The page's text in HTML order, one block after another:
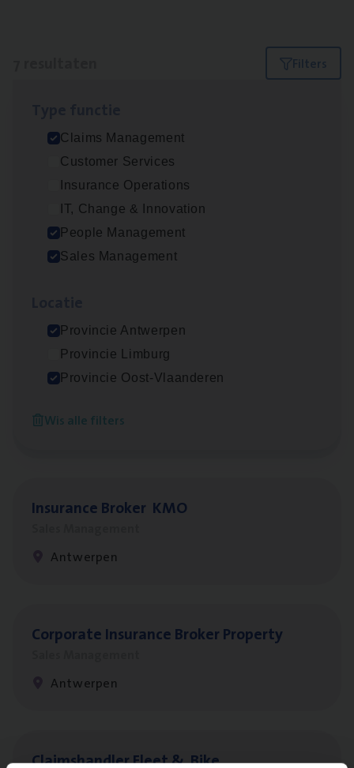
Filters
Claims Management
Customer Services
Insurance Operations
IT, Change & Innovation
People Management
Sales Management
Provincie Antwerpen
Provincie Limburg
Provincie Oost-Vlaanderen
Wis alle filters
Scha­de­be­heer­der verzekeringen
Claims Management
Sint-Niklaas/Temse
Scha­de Expert Fleet
Insu­ran­ce Bro­ker Trans­port&
Antwerpen
Insu­ran­ce Bro­ker KMO
Antwerpen
Cor­po­ra­te Insu­ran­ce Bro­ker Property
Antwerpen
Claims­hand­ler Fleet&Bike